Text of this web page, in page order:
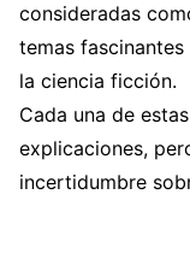
consideradas
temas
la ciencia ficción.
Cada una de
explicaciones,
incertidumbre